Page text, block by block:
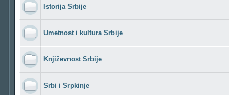
Istorija Srbije
Umetnost i kultura Srbije
Književnost Srbije
Srbi i Srpkinje